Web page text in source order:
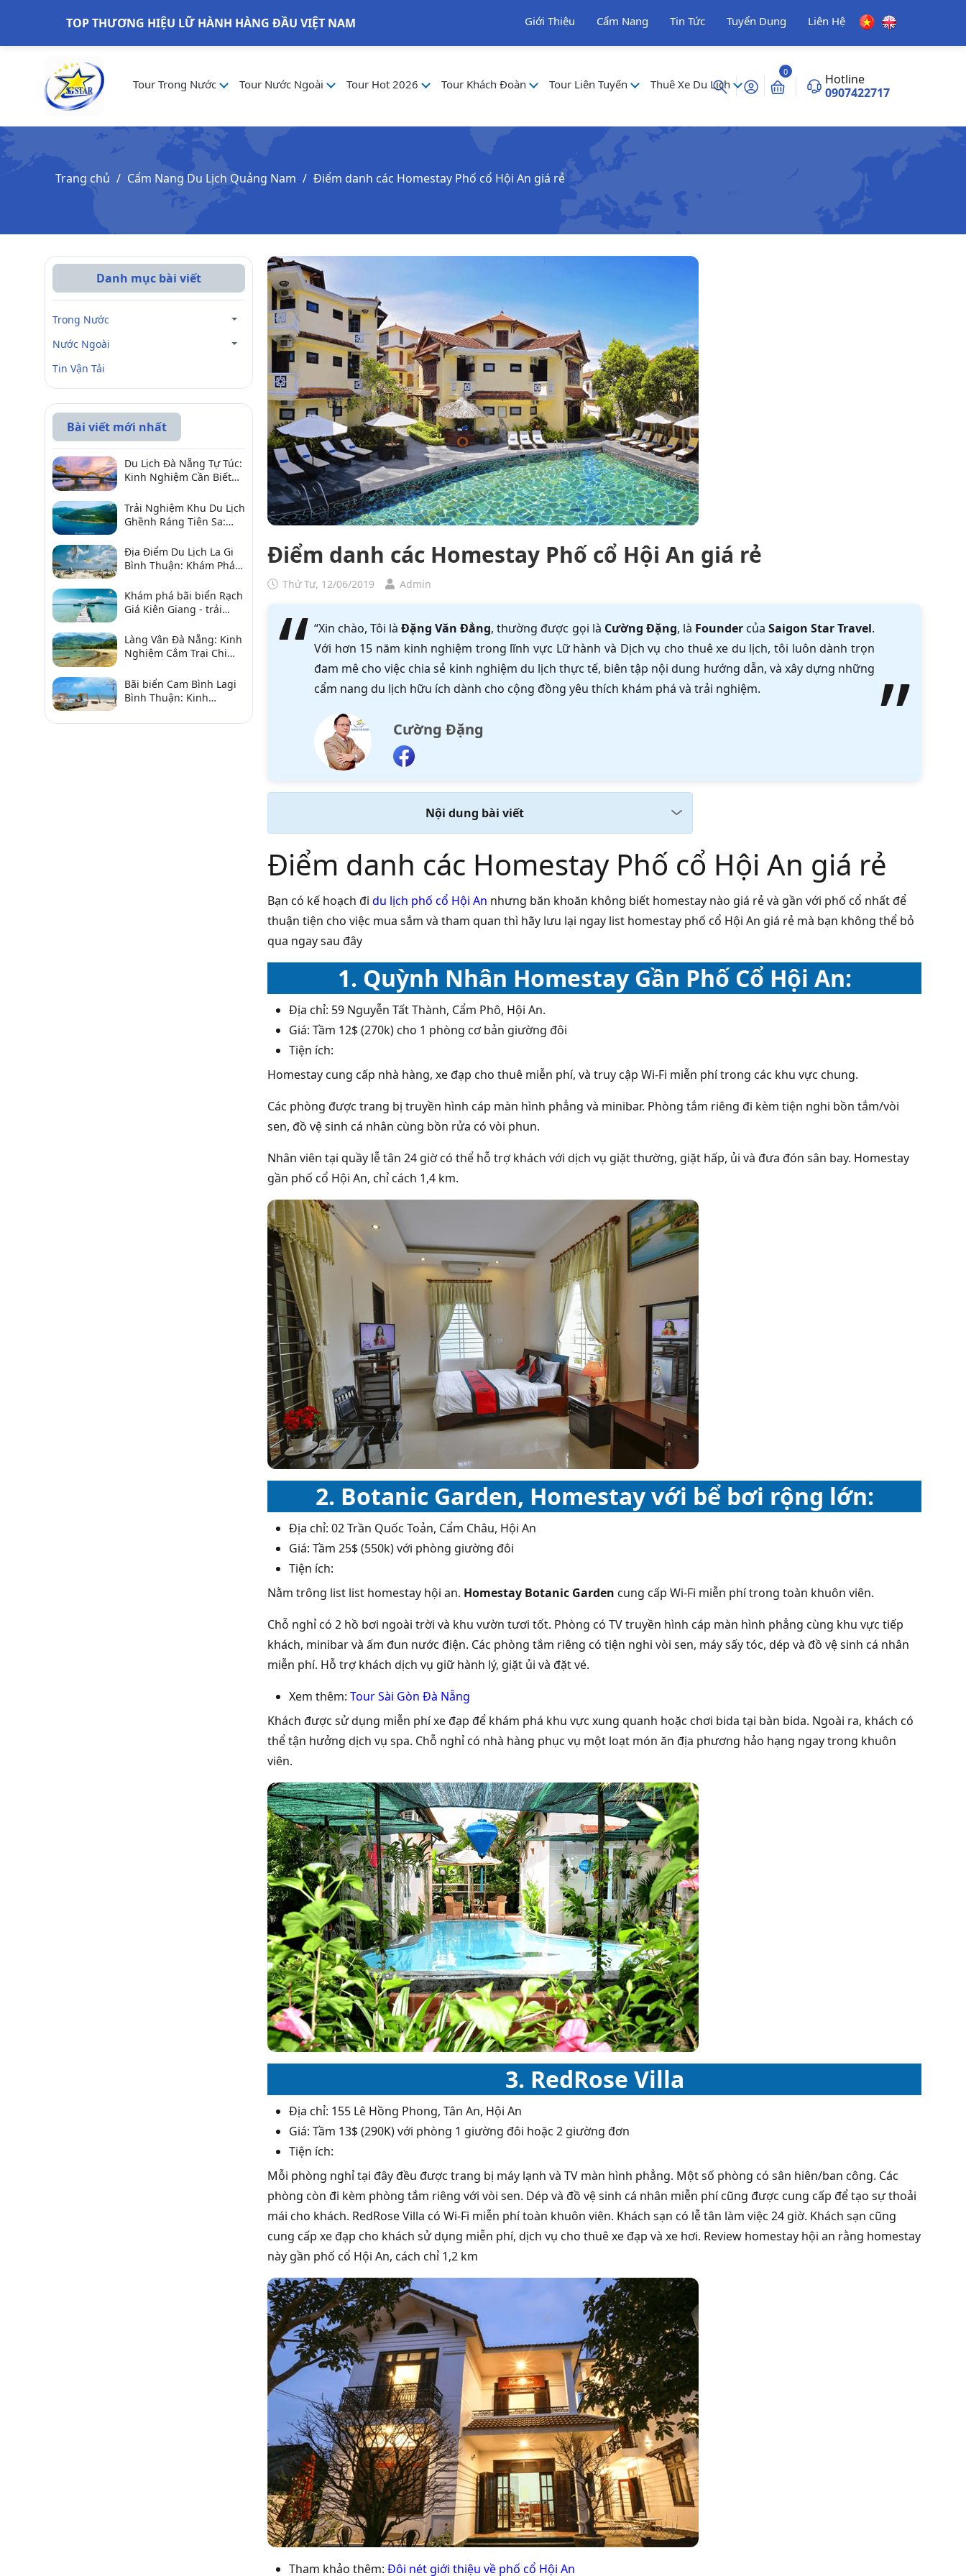
TOP THƯƠNG HIỆU LỮ HÀNH HÀNG ĐẦU VIỆT NAM Giới Thiệu Cẩm Nang Tin Tức Tuyển Dụng Liên Hệ
Tour Trong Nước Tour Nước Ngoài Tour Hot 2026 Tour Khách Đoàn Tour Liên Tuyến Thuê Xe Du Lịch
0
Hotline
0907422717
Trang chủ Cẩm Nang Du Lịch Quảng Nam Điểm danh các Homestay Phố cổ Hội An giá rẻ
Điểm danh các Homestay Phố cổ Hội An giá rẻ
Thứ Tư, 12/06/2019 Admin
“Xin chào, Tôi làĐặng Văn Đẳng, thường được gọi là Cường Đặng, là Foundercủa Saigon Star Travel.
Với hơn 15 năm kinh nghiệm trong lĩnh vực Lữ hành và Dịch vụ cho thuê xe du lịch, tôi luôn dành trọn
đam mê cho việc chia sẻ kinh nghiệm du lịch thực tế, biên tập nội dung hướng dẫn, và xây dựng những
cẩm nang du lịch hữu ích dành cho cộng đồng yêu thích khám phá và trải nghiệm.
Cường Đặng
Nội dung bài viết
Điểm danh các Homestay Phố cổ Hội An giá rẻ
Bạn có kế hoạch đi du lịch phố cổ Hội An nhưng băn khoăn không biết homestay nào giá rẻ và gần với phố cổ nhất để
thuận tiện cho việc mua sắm và tham quan thì hãy lưu lại ngay list homestay phố cổ Hội An giá rẻ mà bạn không thể bỏ
qua ngay sau đây
1. Quỳnh Nhân Homestay Gần Phố Cổ Hội An:
Địa chỉ: 59 Nguyễn Tất Thành, Cẩm Phô, Hội An.
Giá: Tầm 12$ (270k) cho 1 phòng cơ bản giường đôi
Tiện ích:
Homestay cung cấp nhà hàng, xe đạp cho thuê miễn phí, và truy cập Wi-Fi miễn phí trong các khu vực chung.
Các phòng được trang bị truyền hình cáp màn hình phẳng và minibar. Phòng tắm riêng đi kèm tiện nghi bồn tắm/vòi
sen, đồ vệ sinh cá nhân cùng bồn rửa có vòi phun.
Nhân viên tại quầy lễ tân 24 giờ có thể hỗ trợ khách với dịch vụ giặt thường, giặt hấp, ủi và đưa đón sân bay. Homestay
gần phố cổ Hội An, chỉ cách 1,4 km.
2. Botanic Garden, Homestay với bể bơi rộng lớn:
Địa chỉ: 02 Trần Quốc Toản, Cẩm Châu, Hội An
Giá: Tầm 25$ (550k) với phòng giường đôi
Tiện ích:
Nằm trông list list homestay hội an. Homestay Botanic Garden cung cấp Wi-Fi miễn phí trong toàn khuôn viên.
Chỗ nghỉ có 2 hồ bơi ngoài trời và khu vườn tươi tốt. Phòng có TV truyền hình cáp màn hình phẳng cùng khu vực tiếp
khách, minibar và ấm đun nước điện. Các phòng tắm riêng có tiện nghi vòi sen, máy sấy tóc, dép và đồ vệ sinh cá nhân
miễn phí. Hỗ trợ khách dịch vụ giữ hành lý, giặt ủi và đặt vé.
Xem thêm: Tour Sài Gòn Đà Nẵng
Khách được sử dụng miễn phí xe đạp để khám phá khu vực xung quanh hoặc chơi bida tại bàn bida. Ngoài ra, khách có
thể tận hưởng dịch vụ spa. Chỗ nghỉ có nhà hàng phục vụ một loạt món ăn địa phương hảo hạng ngay trong khuôn
viên.
3. RedRose Villa
Địa chỉ: 155 Lê Hồng Phong, Tân An, Hội An
Giá: Tầm 13$ (290K) với phòng 1 giường đôi hoặc 2 giường đơn
Tiện ích:
Mỗi phòng nghỉ tại đây đều được trang bị máy lạnh và TV màn hình phẳng. Một số phòng có sân hiên/ban công. Các
phòng còn đi kèm phòng tắm riêng với vòi sen. Dép và đồ vệ sinh cá nhân miễn phí cũng được cung cấp để tạo sự thoải
mái cho khách. RedRose Villa có Wi-Fi miễn phí toàn khuôn viên. Khách sạn có lễ tân làm việc 24 giờ. Khách sạn cũng
cung cấp xe đạp cho khách sử dụng miễn phí, dịch vụ cho thuê xe đạp và xe hơi. Review homestay hội an rằng homestay
này gần phố cổ Hội An, cách chỉ 1,2 km
Tham khảo thêm: Đôi nét giới thiệu về phố cổ Hội An
Danh mục bài viết
Trong Nước
Nước Ngoài
Tin Vận Tải
Bài viết mới nhất
Du Lịch Đà Nẵng Tự Túc:
Kinh Nghiệm Cần Biết
Vời
Trải Nghiệm Khu Du Lịch
Ghềnh Ráng Tiên Sa:
Qua
Địa Điểm Du Lịch La Gi
Bình Thuận: Khám Phá 6
2026
Khám phá bãi biển Rạch
Giá Kiên Giang - trải
Làng Vân Đà Nẵng: Kinh
Nghiệm Cắm Trại Chi
Bãi biển Cam Bình Lagi
Bình Thuận: Kinh
sản, điểm gần